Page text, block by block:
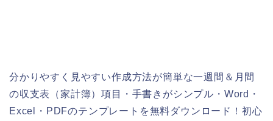
分かりやすく見やすい作成方法が簡単な一週間＆月間
の収支表（家計簿）項目・手書きがシンプル・Word・
Excel・PDFのテンプレートを無料ダウンロード！初心